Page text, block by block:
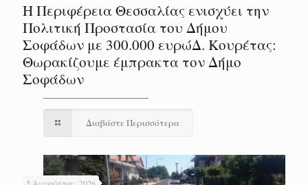
Η Περιφέρεια Θεσσαλίας ενισχύει την
Πολιτική Προστασία του Δήμου
Σοφάδων με 300.000 ευρώΔ. Κουρέτας:
Θωρακίζουμε έμπρακτα τον Δήμο
Σοφάδων
Διαβάστε Περισσότερα